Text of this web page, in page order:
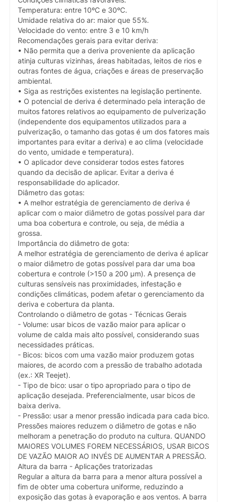
Temperatura: entre 10ºC e 30ºC.
Umidade relativa do ar: maior que 55%.
Velocidade do vento: entre 3 e 10 km/h
Recomendações gerais para evitar deriva:
• Não permita que a deriva proveniente da aplicação
atinja culturas vizinhas, áreas habitadas, leitos de rios e
outras fontes de água, criações e áreas de preservação
ambiental.
• Siga as restrições existentes na legislação pertinente.
• O potencial de deriva é determinado pela interação de
muitos fatores relativos ao equipamento de pulverização
(independente dos equipamentos utilizados para a
pulverização, o tamanho das gotas é um dos fatores mais
importantes para evitar a deriva) e ao clima (velocidade
do vento, umidade e temperatura).
• O aplicador deve considerar todos estes fatores
quando da decisão de aplicar. Evitar a deriva é
responsabilidade do aplicador.
Diâmetro das gotas:
• A melhor estratégia de gerenciamento de deriva é
aplicar com o maior diâmetro de gotas possível para dar
uma boa cobertura e controle, ou seja, de média a
grossa.
Importância do diâmetro de gota:
A melhor estratégia de gerenciamento de deriva é aplicar
o maior diâmetro de gotas possível para dar uma boa
cobertura e controle (>150 a 200 µm). A presença de
culturas sensíveis nas proximidades, infestação e
condições climáticas, podem afetar o gerenciamento da
deriva e cobertura da planta.
Controlando o diâmetro de gotas - Técnicas Gerais
- Volume: usar bicos de vazão maior para aplicar o
volume de calda mais alto possível, considerando suas
necessidades práticas.
- Bicos: bicos com uma vazão maior produzem gotas
maiores, de acordo com a pressão de trabalho adotada
(ex.: XR Teejet).
- Tipo de bico: usar o tipo apropriado para o tipo de
aplicação desejada. Preferencialmente, usar bicos de
baixa deriva.
- Pressão: usar a menor pressão indicada para cada bico.
Pressões maiores reduzem o diâmetro de gotas e não
melhoram a penetração do produto na cultura. QUANDO
MAIORES VOLUMES FOREM NECESSÁRIOS, USAR BICOS
DE VAZÃO MAIOR AO INVÉS DE AUMENTAR A PRESSÃO.
Altura da barra - Aplicações tratorizadas
Regular a altura da barra para a menor altura possível a
fim de obter uma cobertura uniforme, reduzindo a
exposição das gotas à evaporação e aos ventos. A barra